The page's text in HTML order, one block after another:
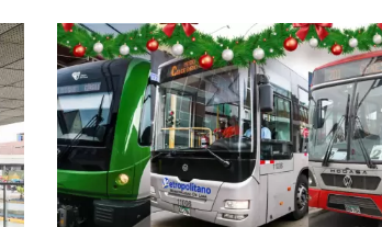
¡Evita contratiempos!